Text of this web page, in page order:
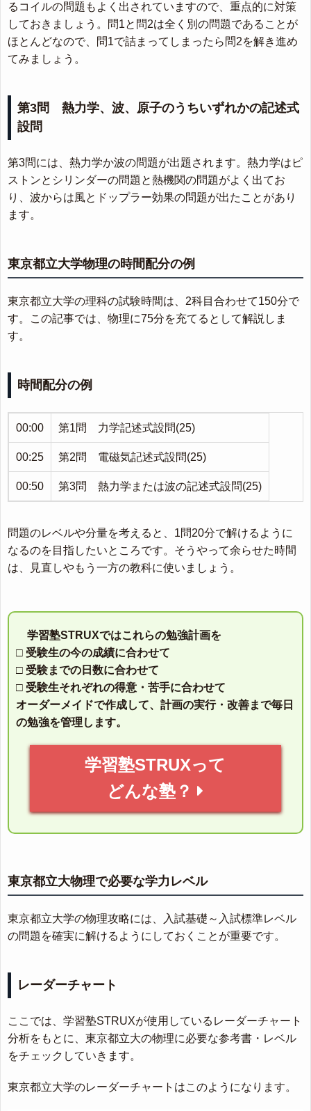
るコイルの問題もよく出されていますので、重点的に対策
しておきましょう。問1と問2は全く別の問題であることが
ほとんどなので、問1で詰まってしまったら問2を解き進め
てみましょう。
第3問 熱力学、波、原子のうちいずれかの記述式
設問
第3問には、熱力学か波の問題が出題されます。熱力学はピ
ストンとシリンダーの問題と熱機関の問題がよく出てお
り、波からは風とドップラー効果の問題が出たことがあり
ます。
東京都立大学物理の時間配分の例
東京都立大学の理科の試験時間は、2科目合わせて150分で
す。この記事では、物理に75分を充てるとして解説しま
す。
時間配分の例
00:00 第1問 力学記述式設問(25)
00:25 第2問 電磁気記述式設問(25)
00:50 第3問 熱力学または波の記述式設問(25)
問題のレベルや分量を考えると、1問20分で解けるように
なるのを目指したいところです。そうやって余らせた時間
は、見直しやもう一方の教科に使いましょう。
学習塾STRUXではこれらの勉強計画を
□ 受験生の今の成績に合わせて
□ 受験までの日数に合わせて
□ 受験生それぞれの得意・苦手に合わせて
オーダーメイドで作成して、計画の実行・改善まで毎日
の勉強を管理します。
学習塾STRUXって
どんな塾？
東京都立大物理で必要な学力レベル
東京都立大学の物理攻略には、入試基礎～入試標準レベル
の問題を確実に解けるようにしておくことが重要です。
レーダーチャート
ここでは、学習塾STRUXが使用しているレーダーチャート
分析をもとに、東京都立大の物理に必要な参考書・レベル
をチェックしていきます。
東京都立大学のレーダーチャートはこのようになります。